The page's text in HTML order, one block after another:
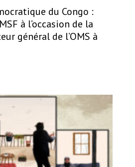
du Congo :
à l’occasion de la
général de l’OMS à